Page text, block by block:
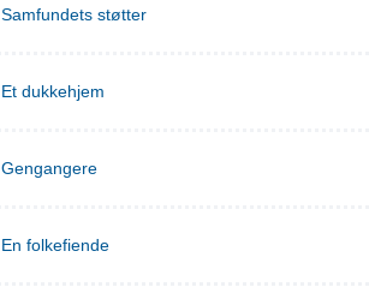
Samfundets støtter
Et dukkehjem
Gengangere
En folkefiende